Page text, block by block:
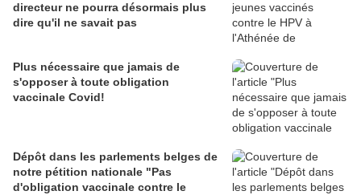
directeur ne pourra désormais plus
dire qu'il ne savait pas
Plus nécessaire que jamais de
s'opposer à toute obligation
vaccinale Covid!
Dépôt dans les parlements belges de
notre pétition nationale "Pas
d'obligation vaccinale contre le